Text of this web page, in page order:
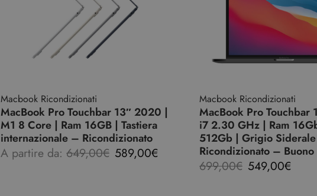
Macbook Ricondizionati
MacBook Pro Touchbar 13″ 2020 |
M1 8 Core | Ram 16GB | Tastiera
internazionale – Ricondizionato
A partire da: 649,00€ 589,00€
Macbook Ricondizionati
MacBook Pro Touchbar
i7 2.30 GHz | Ram
512Gb | Grigio
Ricondizionato – Buono
699,00€ 549,00€